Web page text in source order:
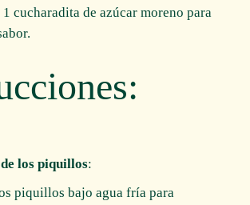
1 cucharadita de azúcar moreno para
los piquillos:
piquillos bajo agua fría para